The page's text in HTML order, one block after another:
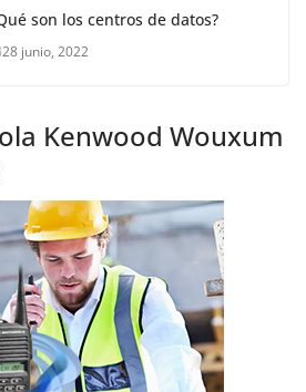
son los centros de datos?
28 junio, 2022
Kenwood Wouxum